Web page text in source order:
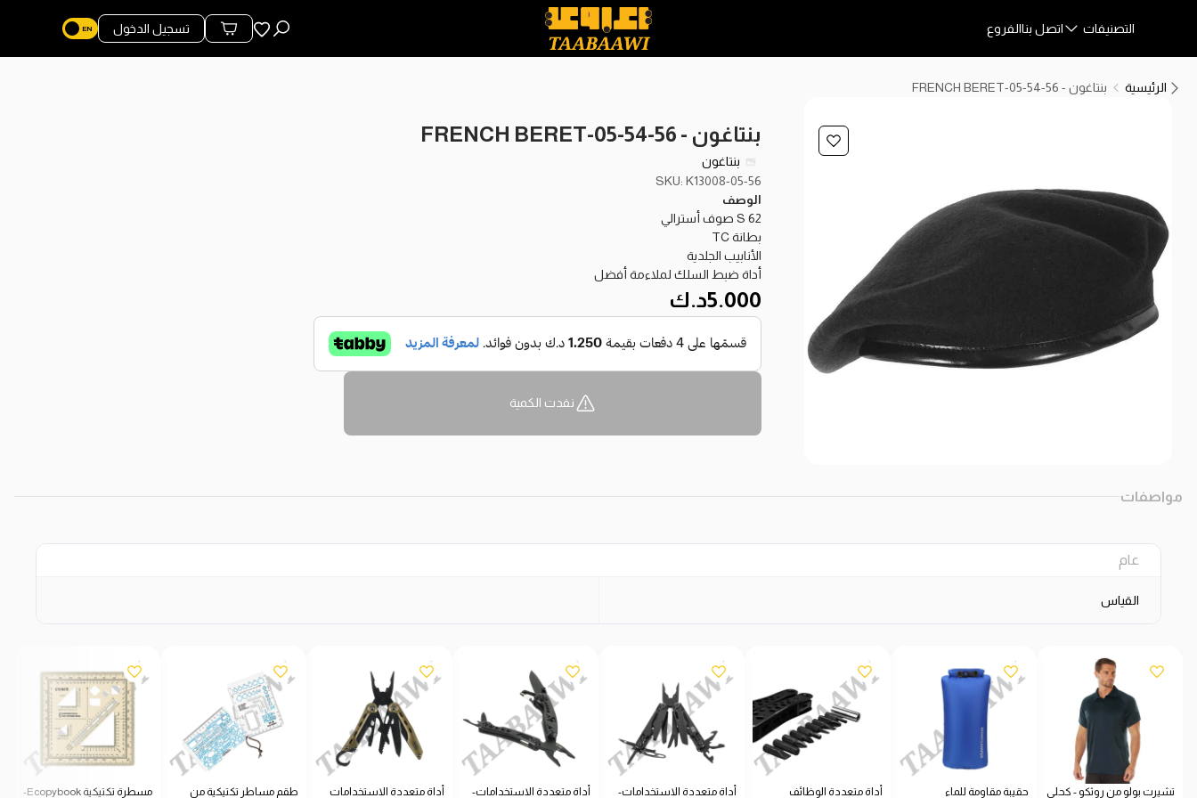
التصنيفات اتصل بناالفروع المفضلة
محتويات السلة
تسجيل الدخول
الرئيسية بنتاغون - FRENCH BERET-05-54-56
بنتاغون - FRENCH BERET-05-54-56
بنتاغون
SKU: K13008-05-56
الوصف
62 S صوف أسترالي
بطانة TC
الأنابيب الجلدية
أداة ضبط السلك لملاءمة أفضل
5.000د.ك
نفدت الكمية
مواصفات
عام
القياس
تشيرت بولو من روثكو - كحلي حقيبة مقاومة للماء أداة متعددة الوظائف
أداة متعددة الاستخدامات-
أداة متعددة الاستخدامات-
أداة متعددة الاستخدامات
طقم مساطر تكتيكية من
مسطرة تكتيكية Ecopybook-